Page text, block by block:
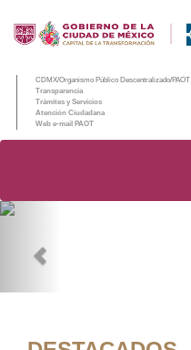
CDMX/Organismo Público Descentralizado/PAOT
Transparencia
Trámites y Servicios
Atención Ciudadana
Web e-mail PAOT